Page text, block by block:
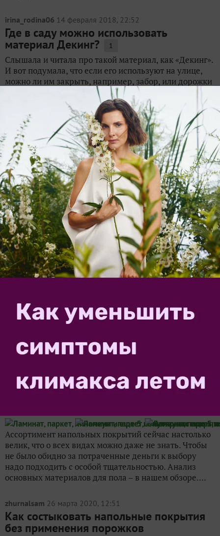
irina_rodina06 14 февраля 2018, 22:52
Где в саду можно использовать
материал Декинг? 1
Слышала и читала про такой материал, как «Декинг».
И вот подумала, что если его используют на улице,
можно ли им закрыть, например, забор, или дорожки
покрыть им? Посоветуйте, пожалуйста, где его еще
можно применить в саду? Выглядит достойно. С...
Sovetyprofessionalov 26 февраля 2020, 13:08
7 секретов выбора хорошего ламината
2
В сравнении с паркетом ламинат значительно
дешевле, не требует циклёвки и не так сильно боится
влаги. При этом он ничуть не хуже смотрится, такой
же прочный и долговечный. Но, выбирая его, надо
обращать внимание на несколько важных
моментов....
Samsebemaster 17 февраля 2020, 17:09
Настилаем пол из пробковой доски
Среди напольных покрытий пробковое по-прежнему
не самое популярное, хотя по многим показателям
оно не только не уступает другим материалам, но в
уложить пол из пробки не нужно обладать
специальной...
zhurnalsam 18 марта 2020, 14:02
Ассортимент напольных покрытий сейчас настолько
велик, что о всех видах можно даже не знать. Чтобы
не было обидно за потраченные деньги к выбору
надо подходить с особой тщательностью. Анализ
основных материалов для пола – в нашем обзоре....
zhurnalsam 26 марта 2020, 12:51
Как состыковать напольные покрытия
без применения порожков